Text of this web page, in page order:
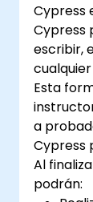
Cypress
Cypress
escribir,
Esta
a
Cypress
Al
podrán: